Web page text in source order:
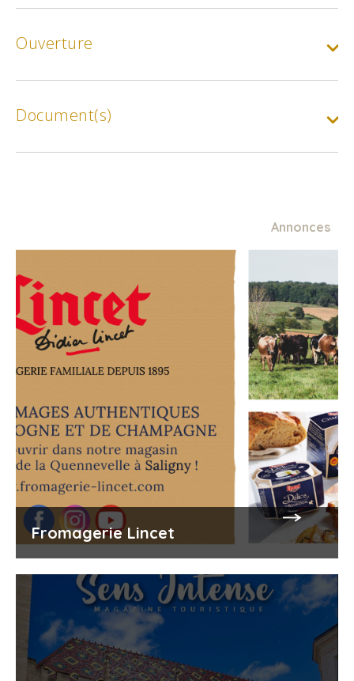
Tarif de base
Min.
Ouverture
Document(s)
Annonces
Fromagerie Lincet